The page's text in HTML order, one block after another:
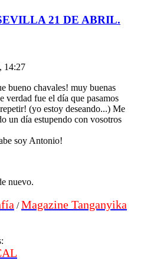
21 DE ABRIL.
14:27
bueno chavales! muy buenas
verdad fue el día que pasamos
(yo estoy deseando...) Me
un día estupendo con vosotros
soy Antonio!
nuevo.
/Magazine Tanganyika